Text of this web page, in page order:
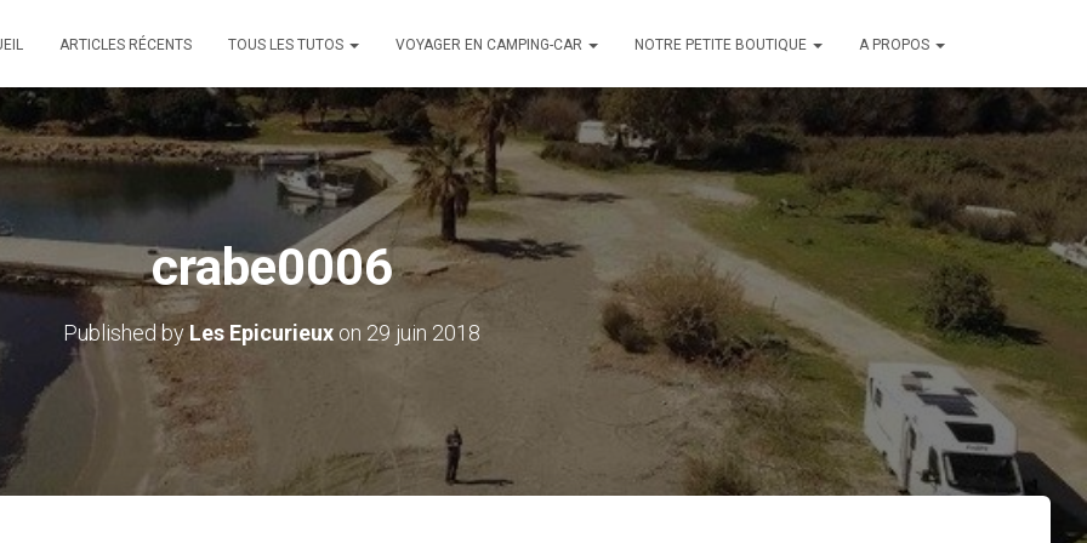
ARTICLES RÉCENTS TOUS LES TUTOS VOYAGER EN CAMPING-CAR NOTRE PETITE BOUTIQUE A PROPOS
crabe0006
Published by Les Epicurieux on 29 juin 2018